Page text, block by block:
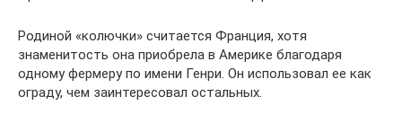
Родиной «колючки» считается Франция, хотя
знаменитость она приобрела в Америке благодаря
одному фермеру по имени Генри. Он использовал ее как
ограду, чем заинтересовал остальных.